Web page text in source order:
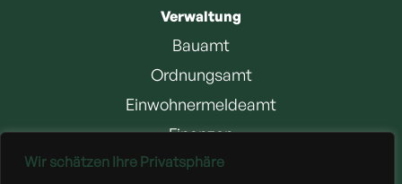
Wir schätzen Ihre Privatsphäre
Verwaltung
Bauamt
Ordnungsamt
Einwohnermeldeamt
Finanzen
Jobangebote